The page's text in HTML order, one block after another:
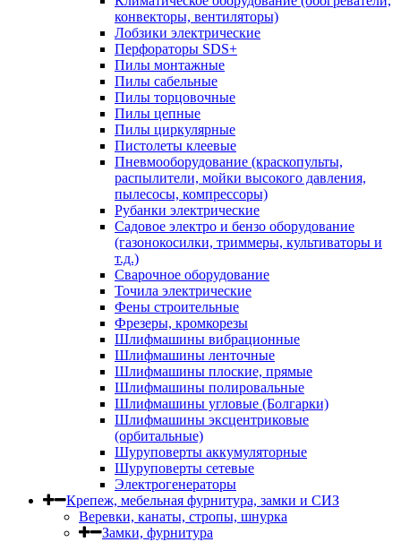
конвекторы, вентиляторы)
Лобзики электрические
Перфораторы SDS+
Пилы монтажные
Пилы сабельные
Пилы торцовочные
Пилы цепные
Пилы циркулярные
Пистолеты клеевые
Пневмооборудование (краскопульты,
распылители, мойки высокого давления,
пылесосы, компрессоры)
Рубанки электрические
Садовое электро и бензо оборудование
(газонокосилки, триммеры, культиваторы и
т.д.)
Сварочное оборудование
Точила электрические
Фены строительные
Фрезеры, кромкорезы
Шлифмашины вибрационные
Шлифмашины ленточные
Шлифмашины плоские, прямые
Шлифмашины полировальные
Шлифмашины угловые (Болгарки)
Шлифмашины эксцентриковые
(орбитальные)
Шуруповерты аккумуляторные
Шуруповерты сетевые
Электрогенераторы
Крепеж, мебельная фурнитура, замки и СИЗ
Веревки, канаты, стропы, шнурка
Замки, фурнитура